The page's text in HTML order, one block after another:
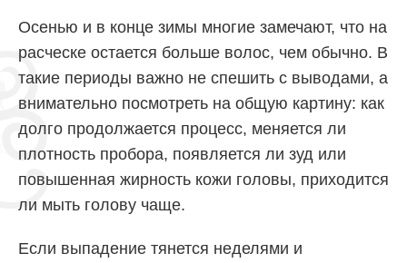
Осенью и в конце зимы многие замечают, что на
расческе остается больше волос, чем обычно. В
такие периоды важно не спешить с выводами, а
внимательно посмотреть на общую картину: как
долго продолжается процесс, меняется ли
плотность пробора, появляется ли зуд или
повышенная жирность кожи головы, приходится
ли мыть голову чаще.
Если выпадение тянется неделями и